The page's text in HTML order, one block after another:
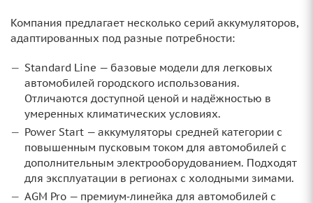
Компания предлагает несколько серий аккумуляторов,
адаптированных под разные потребности:
Standard Line — базовые модели для легковых
автомобилей городского использования.
Отличаются доступной ценой и надёжностью в
умеренных климатических условиях.
Power Start — аккумуляторы средней категории с
повышенным пусковым током для автомобилей с
дополнительным электрооборудованием. Подходят
для эксплуатации в регионах с холодными зимами.
AGM Pro — премиум‑линейка для автомобилей с